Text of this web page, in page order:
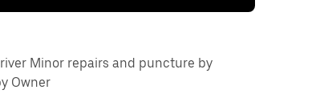
Minor repairs and puncture by
Owner